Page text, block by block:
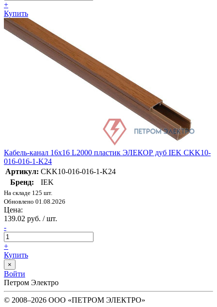
+
Купить
Кабель-канал 16х16 L2000 пластик ЭЛЕКОР дуб IEK CKK10-
016-016-1-K24
Артикул: CKK10-016-016-1-K24
Бренд:
IEK
На складе 125 шт.
Обновлено 01.08.2026
Цена:
139.02 руб. / шт.
-
+
Купить
×
Войти
Петром Электро
© 2008–2026 ООО «ПЕТРОМ ЭЛЕКТРО»